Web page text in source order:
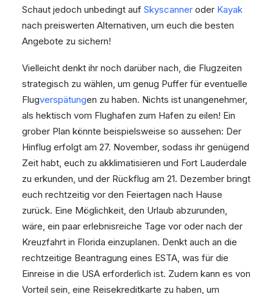
Schaut jedoch unbedingt auf Skyscanner oder Kayak
nach preiswerten Alternativen, um euch die besten
Angebote zu sichern!
Vielleicht denkt ihr noch darüber nach, die Flugzeiten
strategisch zu wählen, um genug Puffer für eventuelle
Flugverspätungen zu haben. Nichts ist unangenehmer,
als hektisch vom Flughafen zum Hafen zu eilen! Ein
grober Plan könnte beispielsweise so aussehen: Der
Hinflug erfolgt am 27. November, sodass ihr genügend
Zeit habt, euch zu akklimatisieren und Fort Lauderdale
zu erkunden, und der Rückflug am 21. Dezember bringt
euch rechtzeitig vor den Feiertagen nach Hause
zurück. Eine Möglichkeit, den Urlaub abzurunden,
wäre, ein paar erlebnisreiche Tage vor oder nach der
Kreuzfahrt in Florida einzuplanen. Denkt auch an die
rechtzeitige Beantragung eines ESTA, was für die
Einreise in die USA erforderlich ist. Zudem kann es von
Vorteil sein, eine Reisekreditkarte zu haben, um